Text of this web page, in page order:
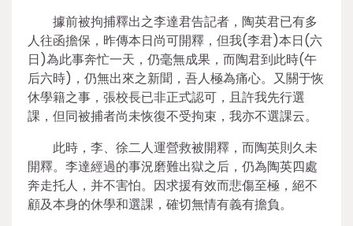
據前被拘捕釋出之李達君告記者，陶英君已有多
人往函擔保，昨傳本日尚可開釋，但我(李君)本日(六
日)為此事奔忙一天，仍毫無成果，而陶君到此時(午
后六時)，仍無出來之新聞，吾人極為痛心。又關于恢
休學籍之事，張校長已非正式認可，且許我先行選
課，但同被捕者尚未恢復不受拘束，我亦不選課云。
此時，李、徐二人運營救被開釋，而陶英則久未
開釋。李達經過的事況磨難出獄之后，仍為陶英四處
奔走托人，并不害怕。因求援有效而悲傷至極，絕不
顧及本身的休學和選課，確切無情有義有擔負。